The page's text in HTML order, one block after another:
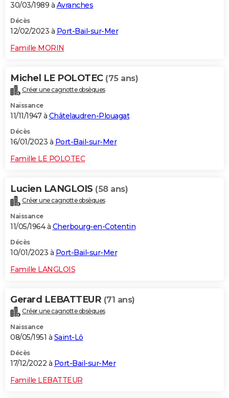
30/03/1989 à Avranches
Décès
12/02/2023 à Port-Bail-sur-Mer
Famille MORIN
Michel LE POLOTEC (75 ans)
Créer une cagnotte obsèques
Naissance
11/11/1947 à Châtelaudren-Plouagat
Décès
16/01/2023 à Port-Bail-sur-Mer
Famille LE POLOTEC
Lucien LANGLOIS (58 ans)
Créer une cagnotte obsèques
Naissance
11/05/1964 à Cherbourg-en-Cotentin
Décès
10/01/2023 à Port-Bail-sur-Mer
Famille LANGLOIS
Gerard LEBATTEUR (71 ans)
Créer une cagnotte obsèques
Naissance
08/05/1951 à Saint-Lô
Décès
17/12/2022 à Port-Bail-sur-Mer
Famille LEBATTEUR